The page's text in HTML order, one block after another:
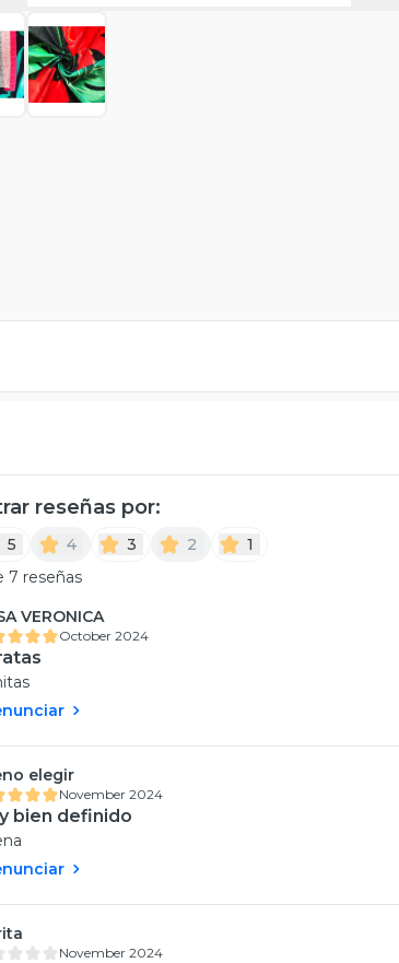
reseñas por:
5 4 3 2
1
7 reseñas
VERONICA
October 2024
elegir
November 2024
bien definido
November 2024